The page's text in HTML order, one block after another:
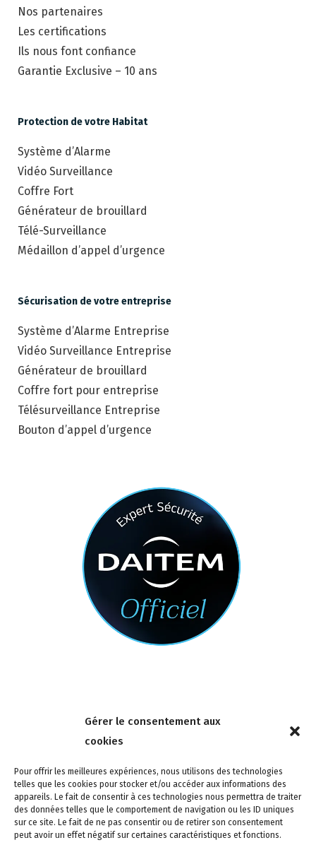
Gérer le consentement aux
cookies
Pour offrir les meilleures expériences, nous utilisons des technologies
telles que les cookies pour stocker et/ou accéder aux informations des
appareils. Le fait de consentir à ces technologies nous permettra de traiter
des données telles que le comportement de navigation ou les ID uniques
sur ce site. Le fait de ne pas consentir ou de retirer son consentement
peut avoir un effet négatif sur certaines caractéristiques et fonctions.
Nos partenaires
Les certifications
Ils nous font confiance
Garantie Exclusive – 10 ans
Protection de votre Habitat
Système d’Alarme
Vidéo Surveillance
Coffre Fort
Générateur de brouillard
Télé-Surveillance
Médaillon d’appel d’urgence
Sécurisation de votre entreprise
Système d’Alarme Entreprise
Vidéo Surveillance Entreprise
Générateur de brouillard
Coffre fort pour entreprise
Télésurveillance Entreprise
Bouton d’appel d’urgence
4 rue de la Tour 85150 Les Achards